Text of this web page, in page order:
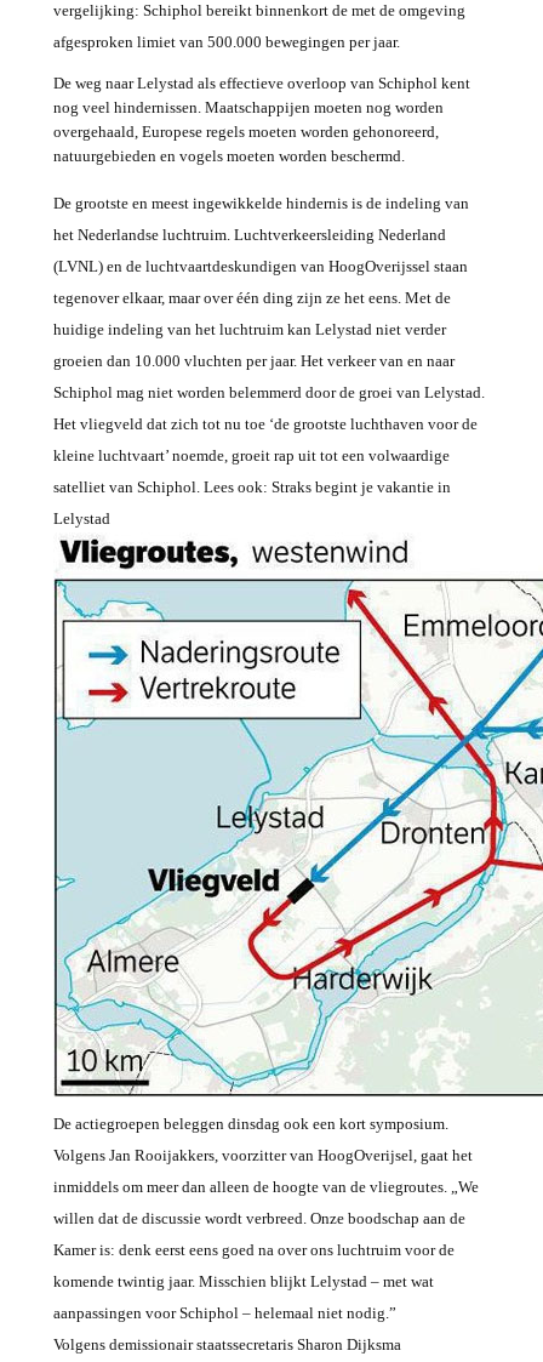
vergelijking: Schiphol bereikt binnenkort de met de omgeving
afgesproken limiet van 500.000 bewegingen per jaar.
De weg naar Lelystad als effectieve overloop van Schiphol kent
nog veel hindernissen. Maatschappijen moeten nog worden
overgehaald, Europese regels moeten worden gehonoreerd,
natuurgebieden en vogels moeten worden beschermd.
De grootste en meest ingewikkelde hindernis is de indeling van
het Nederlandse luchtruim. Luchtverkeersleiding Nederland
(LVNL) en de luchtvaartdeskundigen van HoogOverijssel staan
tegenover elkaar, maar over één ding zijn ze het eens. Met de
huidige indeling van het luchtruim kan Lelystad niet verder
groeien dan 10.000 vluchten per jaar. Het verkeer van en naar
Schiphol mag niet worden belemmerd door de groei van Lelystad.
Het vliegveld dat zich tot nu toe ‘de grootste luchthaven voor de
kleine luchtvaart’ noemde, groeit rap uit tot een volwaardige
satelliet van Schiphol. Lees ook: Straks begint je vakantie in
Lelystad
De actiegroepen beleggen dinsdag ook een kort symposium.
Volgens Jan Rooijakkers, voorzitter van HoogOverijsel, gaat het
inmiddels om meer dan alleen de hoogte van de vliegroutes. „We
willen dat de discussie wordt verbreed. Onze boodschap aan de
Kamer is: denk eerst eens goed na over ons luchtruim voor de
komende twintig jaar. Misschien blijkt Lelystad – met wat
aanpassingen voor Schiphol – helemaal niet nodig.”
Volgens demissionair staatssecretaris Sharon Dijksma